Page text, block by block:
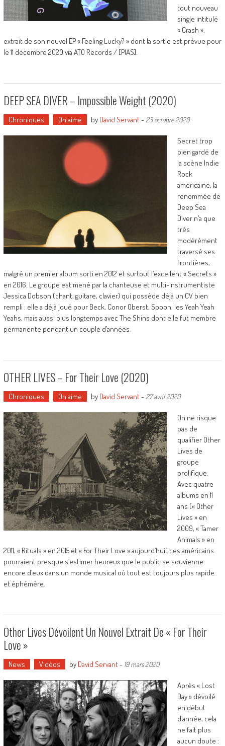
tout nouveau
single intitulé
« Crash »,
extrait de son nouvel EP « Feeling Lucky? » dont la sortie est prévue pour
le 11 décembre 2020 via ATO Records / [PIAS].
DEEP SEA DIVER – Impossible Weight (2020)
Chroniques On aime by David Servant- 23 octobre 2020
Secret trop
bien gardé de
la scène Indie
Rock
américaine, la
renommée de
Deep Sea
Diver n’a que
très
modérément
traversé ses
frontières,
malgré un premier album sorti en 2012 et surtout l’excellent « Secrets »
en 2016. Le groupe est mené par la chanteuse et multi-instrumentiste
Jessica Dobson (chant, guitare, clavier) qui possède déjà un CV bien
rempli : elle a déjà joué pour Beck, Conor Oberst, Spoon, les Yeah Yeah
Yeahs, mais aussi plus longtemps avec The Shins dont elle fut membre
permanente pendant un couple d’années.
OTHER LIVES – For Their Love (2020)
Chroniques On aime by David Servant- 27 avril 2020
On ne risque
pas de
qualifier Other
Lives de
groupe
prolifique.
Avec quatre
albums en 11
ans (« Other
Lives » en
2009, « Tamer
Animals » en
2011, « Rituals » en 2015 et « For Their Love » aujourd’hui) ces américains
pourraient presque s’estimer heureux que le public se souvienne
encore d’eux dans un monde musical où tout est toujours plus rapide
et éphémère.
Other Lives Dévoilent Un Nouvel Extrait De « For Their
Love »
News Vidéos by David Servant- 19 mars 2020
Après « Lost
Day » dévoilé
en début
d’année, cela
ne fait plus
aucun doute :